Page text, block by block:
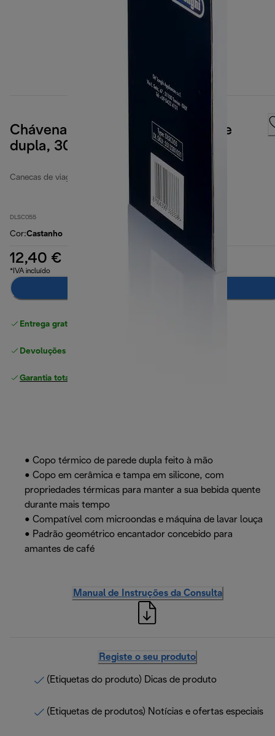
Chávena de cerâmica com parede
dupla, 300ml
Canecas de viagem
DLSC055
Cor:Castanho
12,40 €
*IVA incluído
Entrega gratuita padrão
Devoluções gratuitas
Garantia total
• Copo térmico de parede dupla feito à mão
• Copo em cerâmica e tampa em silicone, com
propriedades térmicas para manter a sua bebida quente
durante mais tempo
• Compatível com microondas e máquina de lavar louça
• Padrão geométrico encantador concebido para
amantes de café
Manual de Instruções da Consulta
Registe o seu produto
(Etiquetas do produto) Dicas de produto
(Etiquetas de produtos) Notícias e ofertas especiais